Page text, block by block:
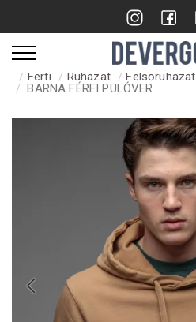
Férfi Ruházat Felsőruházat
BARNA FÉRFI PULÓVER